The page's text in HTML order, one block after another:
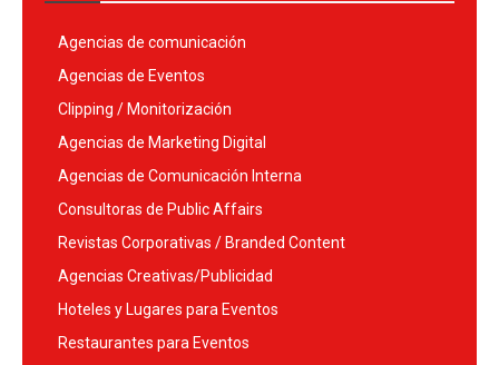
Agencias de comunicación
Agencias de Eventos
Clipping / Monitorización
Agencias de Marketing Digital
Agencias de Comunicación Interna
Consultoras de Public Affairs
Revistas Corporativas / Branded Content
Agencias Creativas/Publicidad
Hoteles y Lugares para Eventos
Restaurantes para Eventos